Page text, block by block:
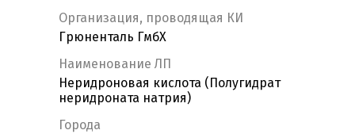
Организация, проводящая КИ
Грюненталь ГмбХ
Наименование ЛП
Неридроновая кислота (Полугидрат
неридроната натрия)
Города